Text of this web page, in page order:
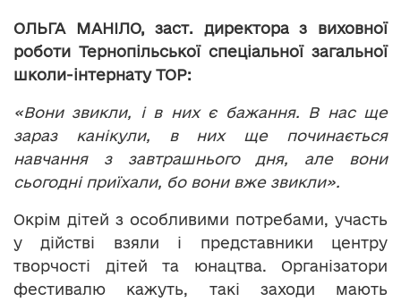
ОЛЬГА МАНІЛО, заст. директора з виховної
роботи Тернопільської спеціальної загальної
школи-інтернату ТОР:
«Вони звикли, і в них є бажання. В нас ще
зараз канікули, в них ще починається
навчання з завтрашнього дня, але вони
сьогодні приїхали, бо вони вже звикли».
Окрім дітей з особливими потребами, участь
у дійстві взяли і представники центру
творчості дітей та юнацтва. Організатори
фестивалю кажуть, такі заходи мають